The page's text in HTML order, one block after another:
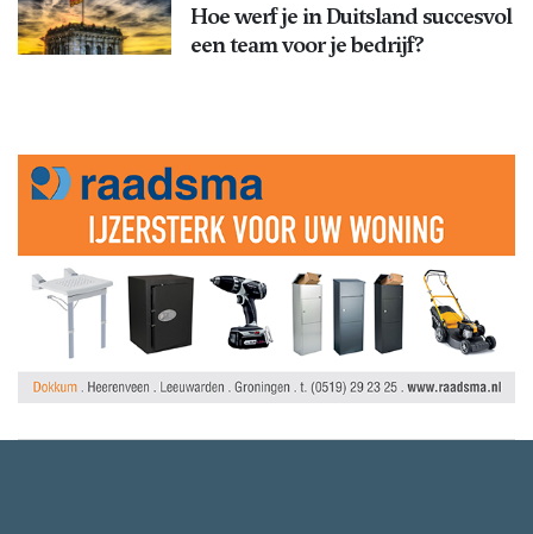
Hoe werf je in Duitsland succesvol
een team voor je bedrijf?